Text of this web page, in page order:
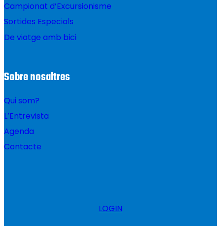
Campionat d’Excursionisme
Sortides Especials
De viatge amb bici
Sobre nosaltres
Qui som?
L’Entrevista
Agenda
Contacte
LOGIN